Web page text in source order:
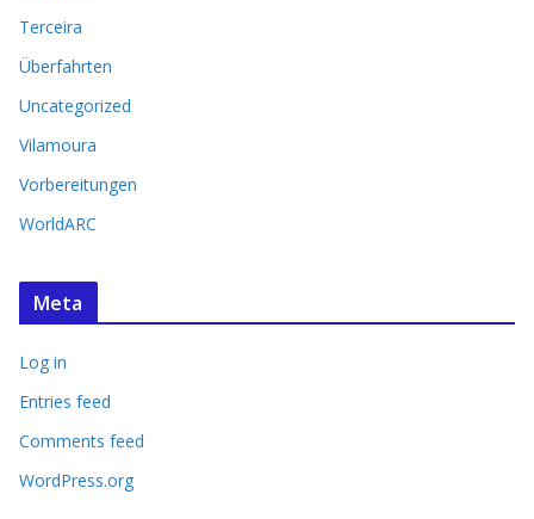
Terceira
Überfahrten
Uncategorized
Vilamoura
Vorbereitungen
WorldARC
Meta
Log in
Entries feed
Comments feed
WordPress.org